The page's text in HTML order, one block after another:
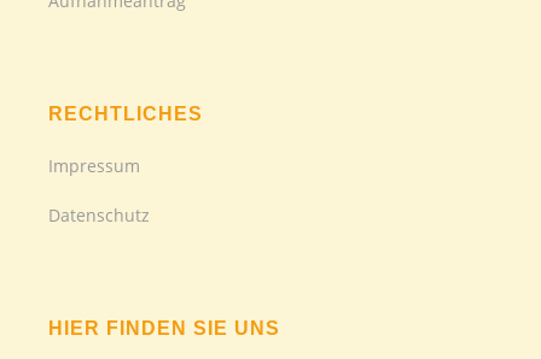
RECHTLICHES
Impressum
Datenschutz
HIER FINDEN SIE UNS